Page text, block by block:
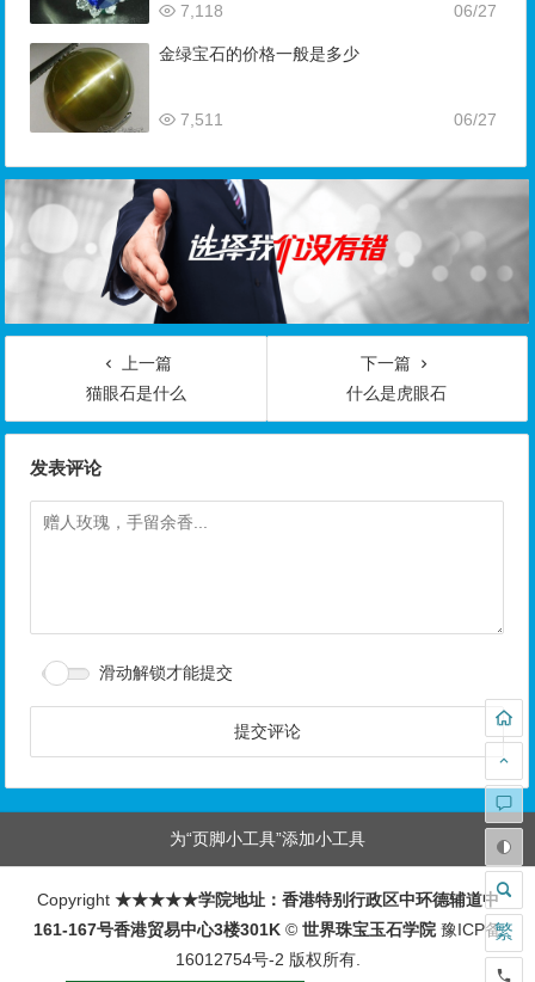
06/27
7,118
金绿宝石的价格一般是多少
06/27
7,511
上一篇
猫眼石是什么
下一篇
什么是虎眼石
发表评论
滑动解锁才能提交
为“页脚小工具”添加小工具
Copyright ★★★★★学院地址：香港特别行政区中环德辅道中
161-167号香港贸易中心3楼301K © 世界珠宝玉石学院 豫ICP备
16012754号-2 版权所有.
繁